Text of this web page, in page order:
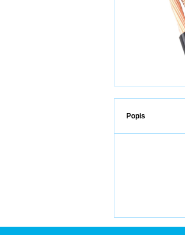
Popis